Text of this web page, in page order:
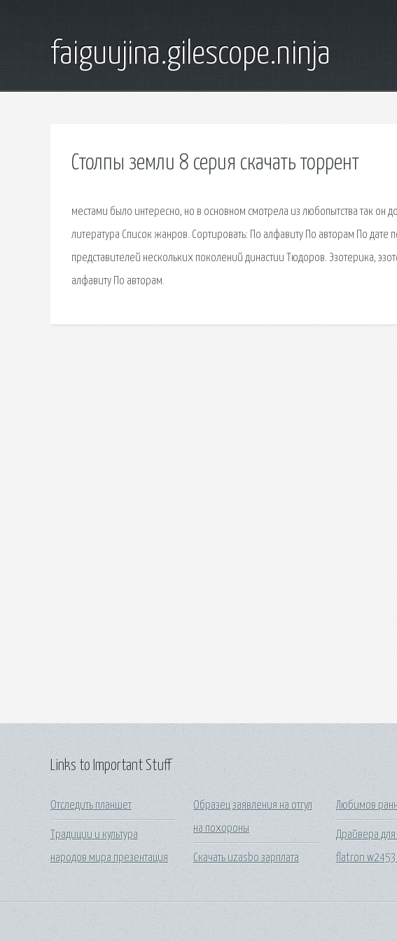
faiguujina.gilescope.ninja
Столпы земли 8 серия скачать торрент
местами было интересно, но в основном смотрела из любопытства так он
литература Список жанров. Сортировать: По алфавиту По авторам По дате
представителей нескольких поколений династии Тюдоров. Эзотерика,
алфавиту По авторам.
Links to Important Stuff
Отследить планшет
Традиции и культура
народов мира презентация
Образец заявления на отгул
на похороны
Скачать uzasbo зарплата
Любимов
Драйвера
flatron